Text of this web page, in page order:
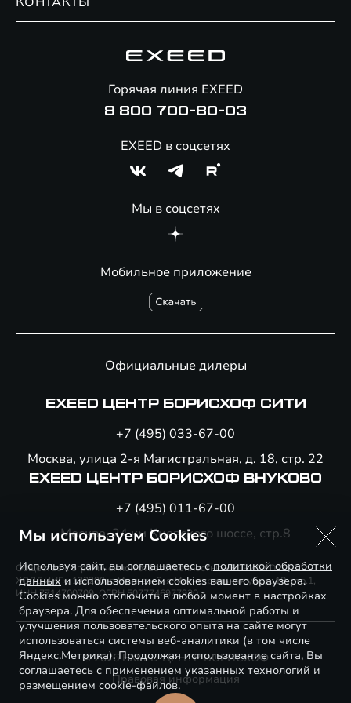
Помощь на дорогах
Специальные предложения
Мобильное приложение
Горячая линия EXEED
8 800 700-80-03
EXEED в соцсетях
Мы в соцсетях
Официальные дилеры
EXEED ЦЕНТР БОРИСХОФ СИТИ
+7 (495) 033-67-00
Москва, улица 2-я Магистральная, д. 18, стр. 22
EXEED ЦЕНТР БОРИСХОФ ВНУКОВО
+7 (495) 011-67-00
Москва, 24 км Киевского шоссе, стр.8
Общество с ограниченной ответственностью «БОРИСХОФ
ХОЛДИНГ», 123290, г. Москва, 2-я Магистральная ул., д. 18, стр.1,
ИНН 7714700709, ОГРН 5077746977930
© 2026 EXEED ЦЕНТР БОРИСХОФ
Правовая информация
Мы используем Cookies
Используя сайт, вы соглашаетесь сполитикой обработки
данных и использованием cookies вашего браузера.
Cookies можно отключить в любой момент в настройках
браузера. Для обеспечения оптимальной работы и
улучшения пользовательского опыта на сайте могут
использоваться системы веб-аналитики (в том числе
Яндекс.Метрика). Продолжая использование сайта, Вы
соглашаетесь с применением указанных технологий и
размещением cookie-файлов.